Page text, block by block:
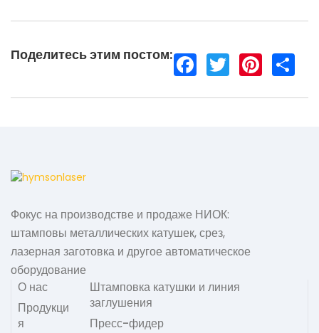
Поделитесь этим постом:
Фокус на производстве и продаже НИОК:
штамповы металлических катушек, срез,
лазерная заготовка и другое автоматическое
оборудование
О нас
Продукци
я
Штамповка катушки и линия
заглушения
Пресс-фидер